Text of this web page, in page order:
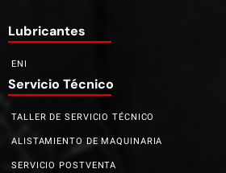
Lubricantes
ENI
Servicio Técnico
TALLER DE SERVICIO TÉCNICO
ALISTAMIENTO DE MAQUINARIA
SERVICIO POSTVENTA